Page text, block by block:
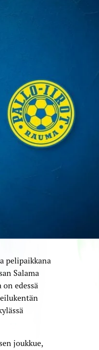
pelipaikkana
Salama
edessä
joukkue,